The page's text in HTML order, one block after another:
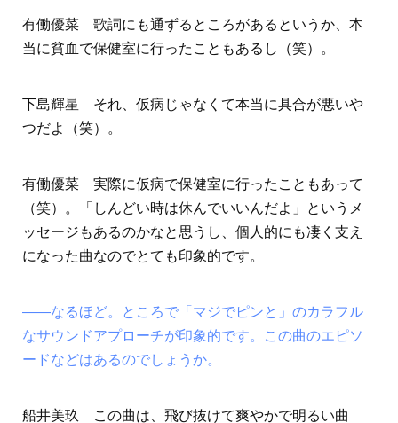
有働優菜 歌詞にも通ずるところがあるというか、本
当に貧血で保健室に行ったこともあるし（笑）。
下島輝星 それ、仮病じゃなくて本当に具合が悪いや
つだよ（笑）。
有働優菜 実際に仮病で保健室に行ったこともあって
（笑）。「しんどい時は休んでいいんだよ」というメ
ッセージもあるのかなと思うし、個人的にも凄く支え
になった曲なのでとても印象的です。
――なるほど。ところで「マジでピンと」のカラフル
なサウンドアプローチが印象的です。この曲のエピソ
ードなどはあるのでしょうか。
船井美玖 この曲は、飛び抜けて爽やかで明るい曲